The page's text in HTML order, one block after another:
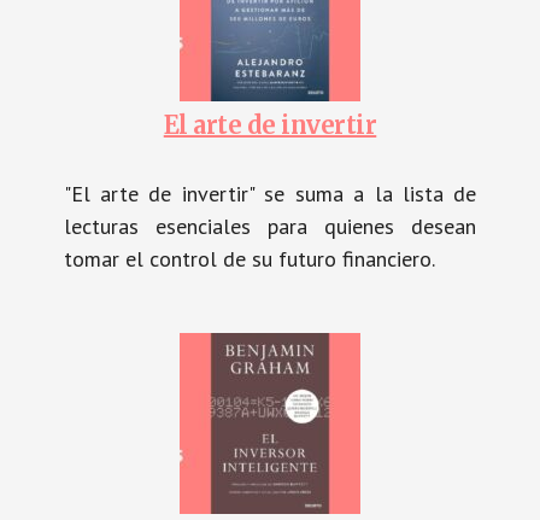
El arte de invertir
"El arte de invertir" se suma a la lista de
lecturas esenciales para quienes desean
tomar el control de su futuro financiero.